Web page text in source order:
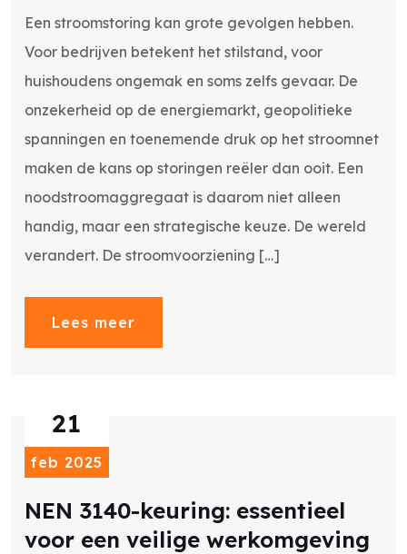
Een stroomstoring kan grote gevolgen hebben.
Voor bedrijven betekent het stilstand, voor
huishoudens ongemak en soms zelfs gevaar. De
onzekerheid op de energiemarkt, geopolitieke
spanningen en toenemende druk op het stroomnet
maken de kans op storingen reëler dan ooit. Een
noodstroomaggregaat is daarom niet alleen
handig, maar een strategische keuze. De wereld
verandert. De stroomvoorziening […]
Lees meer
21
feb 2025
NEN 3140-keuring: essentieel
voor een veilige werkomgeving